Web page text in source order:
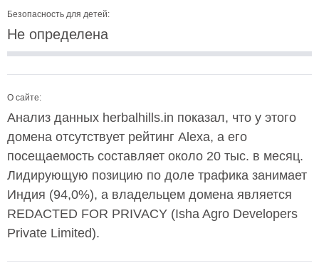
Безопасность для детей:
Не определена
О сайте:
Анализ данных herbalhills.in показал, что у этого
домена отсутствует рейтинг Alexa, а его
посещаемость составляет около 20 тыс. в месяц.
Лидирующую позицию по доле трафика занимает
Индия (94,0%), а владельцем домена является
REDACTED FOR PRIVACY (Isha Agro Developers
Private Limited).